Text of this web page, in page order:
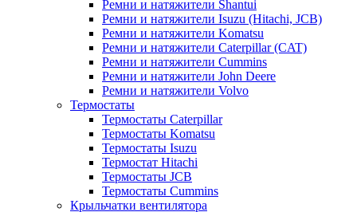
Ремни и натяжители Shantui
Ремни и натяжители Isuzu (Hitachi, JCB)
Ремни и натяжители Komatsu
Ремни и натяжители Caterpillar (CAT)
Ремни и натяжители Cummins
Ремни и натяжители John Deere
Ремни и натяжители Volvo
Термостаты
Термостаты Caterpillar
Термостаты Komatsu
Термостаты Isuzu
Термостат Hitachi
Термостаты JCB
Термостаты Cummins
Крыльчатки вентилятора